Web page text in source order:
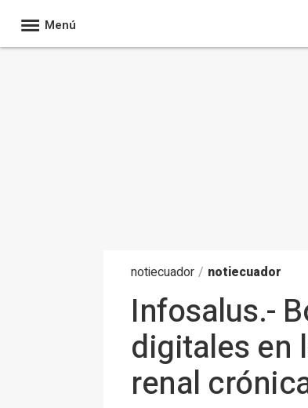
Menú
notiecuador / notiecuador
Infosalus.-
digitales en
renal